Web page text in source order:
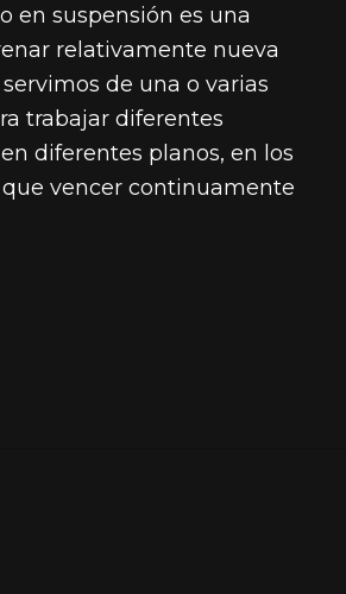
en suspensión es una
relativamente nueva
de una o varias
trabajar diferentes
diferentes planos, en los
vencer continuamente